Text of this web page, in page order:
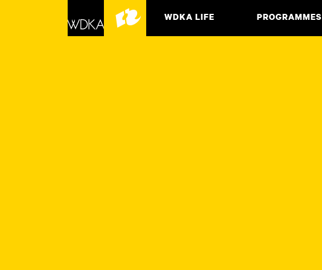
WDKA LIFE PROGRAMMES